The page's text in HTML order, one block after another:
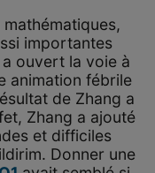
mathématiques,
importantes
ouvert la voie à
animation fébrile
de Zhang a
Zhang a ajouté
et difficiles
Donner une